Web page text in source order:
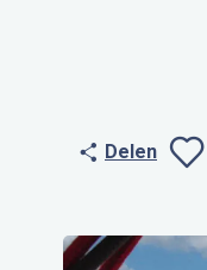
Delen